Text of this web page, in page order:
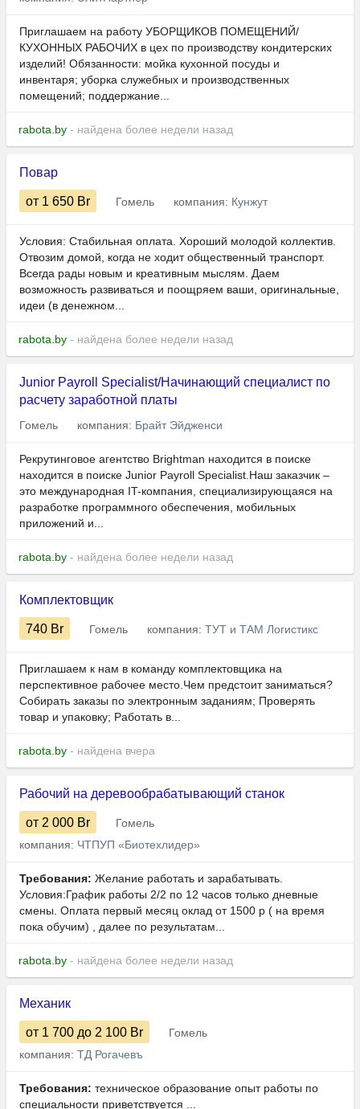
Приглашаем на работу УБОРЩИКОВ ПОМЕЩЕНИЙ/
КУХОННЫХ РАБОЧИХ в цех по производству кондитерских
изделий! Обязанности: мойка кухонной посуды и
инвентаря; уборка служебных и производственных
помещений; поддержание...
rabota.by - найдена более недели назад
Повар
от 1 650 Br Гомель компания: Кунжут
Условия: Стабильная оплата. Хороший молодой коллектив.
Отвозим домой, когда не ходит общественный транспорт.
Всегда рады новым и креативным мыслям. Даем
возможность развиваться и поощряем ваши, оригинальные,
идеи (в денежном...
rabota.by - найдена более недели назад
Junior Payroll Specialist/Начинающий специалист по
расчету заработной платы
Гомель компания: Брайт Эйдженси
Рекрутинговое агентство Brightman находится в поиске
находится в поиске Junior Payroll Specialist.Наш заказчик –
это международная IT-компания, специализирующаяся на
разработке программного обеспечения, мобильных
приложений и...
rabota.by - найдена более недели назад
Комплектовщик
740 Br Гомель компания: ТУТ и ТАМ Логистикс
Приглашаем к нам в команду комплектовщика на
перспективное рабочее место.Чем предстоит заниматься?
Собирать заказы по электронным заданиям; Проверять
товар и упаковку; Работать в...
rabota.by - найдена вчера
Рабочий на деревообрабатывающий станок
от 2 000 Br
Гомель
компания: ЧТПУП «Биотехлидер»
Требования: Желание работать и зарабатывать.
Условия:График работы 2/2 по 12 часов только дневные
смены. Оплата первый месяц оклад от 1500 р ( на время
пока обучим) , далее по результатам...
rabota.by - найдена более недели назад
Механик
от 1 700 до 2 100 Br
Гомель
компания: ТД Рогачевъ
Требования: техническое образование опыт работы по
специальности приветствуется ...